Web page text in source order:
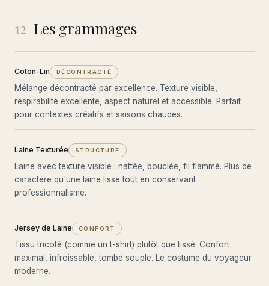
12 Les grammages
Coton-Lin DÉCONTRACTÉ
Mélange décontracté par excellence. Texture visible,
respirabilité excellente, aspect naturel et accessible. Parfait
pour contextes créatifs et saisons chaudes.
Laine Texturée STRUCTURE
Laine avec texture visible : nattée, bouclée, fil flammé. Plus de
caractère qu'une laine lisse tout en conservant
professionnalisme.
Jersey de Laine CONFORT
Tissu tricoté (comme un t-shirt) plutôt que tissé. Confort
maximal, infroissable, tombé souple. Le costume du voyageur
moderne.